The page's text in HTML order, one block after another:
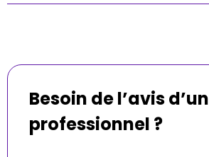
Besoin de l’avis d’un
professionnel ?